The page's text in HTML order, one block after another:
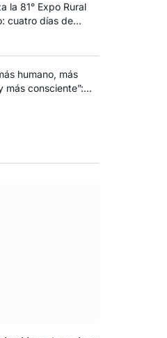
la 81° Expo Rural
cuatro días de
humano, más
más consciente”: